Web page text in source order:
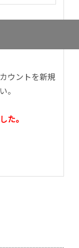
ウントを新規
。
た。